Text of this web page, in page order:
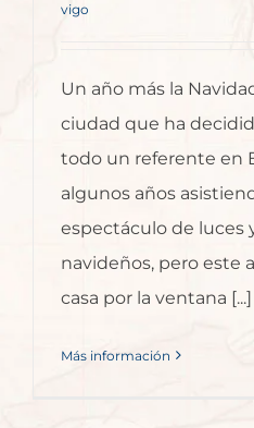
vigo
Un año más la
ciudad que ha
todo un referente en
algunos años
espectáculo de luces
navideños, pero este
casa por la ventana [...]
Más información